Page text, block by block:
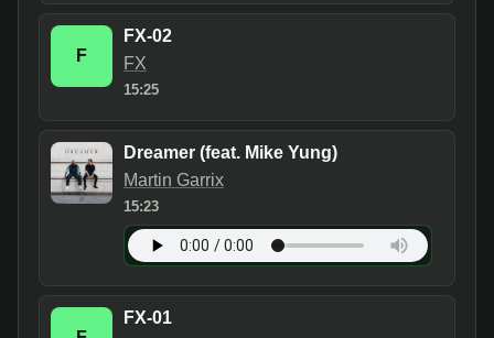
F
FX-02
FX
15:25
Dreamer (feat. Mike Yung)
Martin Garrix
15:23
FX-01